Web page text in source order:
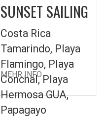
SUNSET SAILING
Costa Rica
Tamarindo, Playa
Flamingo, Playa
Conchal, Playa
Hermosa GUA,
Papagayo
MEHR INFO